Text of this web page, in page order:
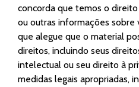
concorda que temos o
ou outras informações sobre
que alegue que o material
direitos, incluindo seus
intelectual ou seu direito à
medidas legais apropriadas,